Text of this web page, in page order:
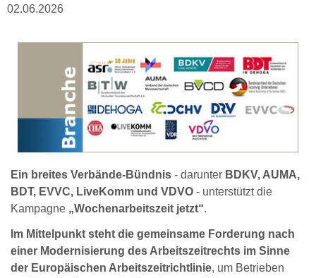
02.06.2026
Ein breites Verbände-Bündnis - darunter BDKV, AUMA,
BDT, EVVC, LiveKomm und VDVO - unterstützt die
Kampagne „Wochenarbeitszeit jetzt“.
Im Mittelpunkt steht die gemeinsame Forderung nach
einer Modernisierung des Arbeitszeitrechts im Sinne
der Europäischen Arbeitszeitrichtlinie, um Betrieben